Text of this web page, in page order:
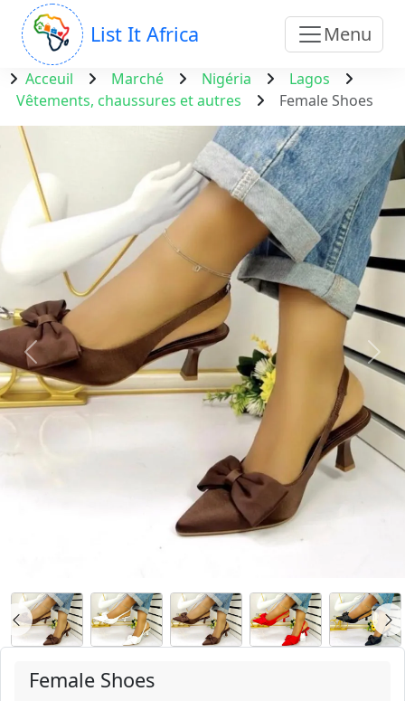
List It Africa Menu
Acceuil Marché Nigéria
Lagos
Vêtements, chaussures et autres
Female Shoes
Female Shoes